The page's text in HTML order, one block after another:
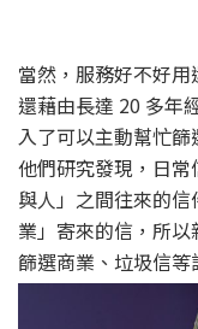
當然，服務好不好
還藉由長達 20 多年
入了可以主動幫忙
他們研究發現，日
與人」之間往來的
業」寄來的信，所
篩選商業、垃圾信